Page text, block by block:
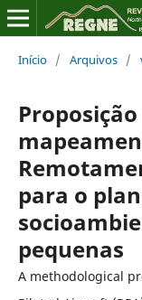
Início / Arquivos /
para o
pequenas
A methodological